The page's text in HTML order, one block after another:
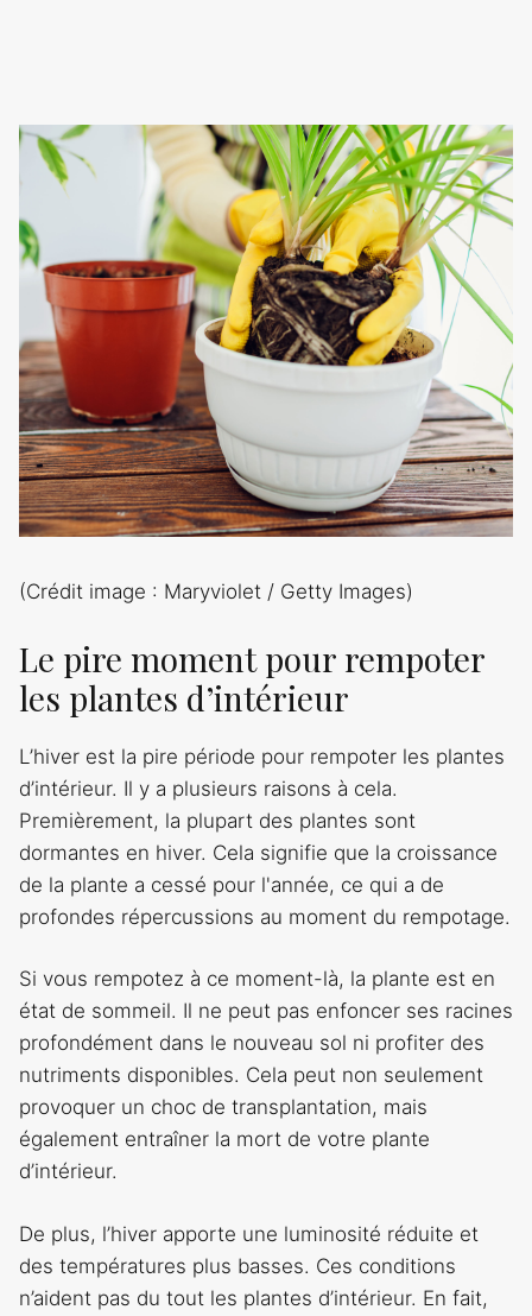
(Crédit image : Maryviolet / Getty Images)
Le pire moment pour rempoter
les plantes d’intérieur
L’hiver est la pire période pour rempoter les plantes
d’intérieur. Il y a plusieurs raisons à cela.
Premièrement, la plupart des plantes sont
dormantes en hiver. Cela signifie que la croissance
de la plante a cessé pour l'année, ce qui a de
profondes répercussions au moment du rempotage.
Si vous rempotez à ce moment-là, la plante est en
état de sommeil. Il ne peut pas enfoncer ses racines
profondément dans le nouveau sol ni profiter des
nutriments disponibles. Cela peut non seulement
provoquer un choc de transplantation, mais
également entraîner la mort de votre plante
d’intérieur.
De plus, l’hiver apporte une luminosité réduite et
des températures plus basses. Ces conditions
n’aident pas du tout les plantes d’intérieur. En fait,